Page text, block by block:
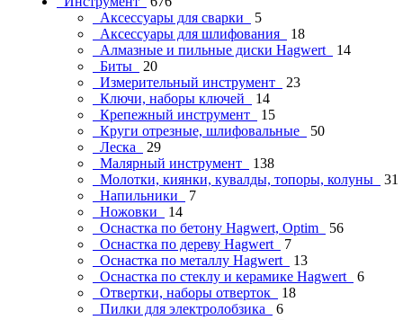
Аксессуары для сварки
5
Аксессуары для шлифования
18
Алмазные и пильные диски Hagwert
14
Биты
20
Измерительный инструмент
23
Ключи, наборы ключей
14
Крепежный инструмент
15
Круги отрезные, шлифовальные
50
Леска
29
Малярный инструмент
138
Молотки, киянки, кувалды, топоры, колуны
31
Напильники
7
Ножовки
14
Оснастка по бетону Hagwert, Optim
56
Оснастка по дереву Hagwert
7
Оснастка по металлу Hagwert
13
Оснастка по стеклу и керамике Hagwert
6
Отвертки, наборы отверток
18
Пилки для электролобзика
6